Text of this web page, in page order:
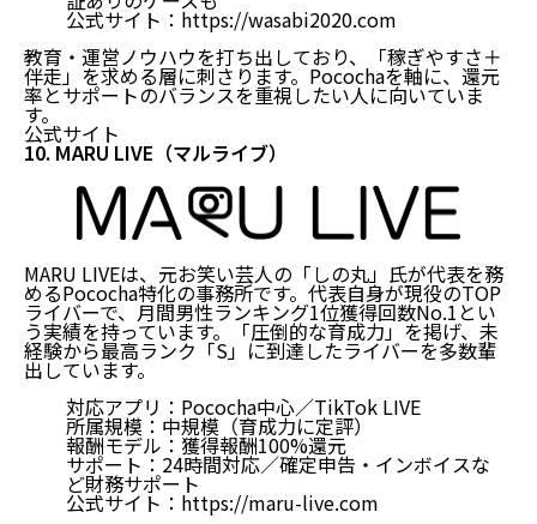
公式サイト： https://wasabi2020.com
教育・運営ノウハウを打ち出しており、「稼ぎやすさ＋
伴走」を求める層に刺さります。Pocochaを軸に、還元
率とサポートのバランスを重視したい人に向いていま
す。
公式サイト
10. MARU LIVE（マルライブ）
MARU LIVEは、元お笑い芸人の「しの丸」氏が代表を務
めるPococha特化の事務所です。代表自身が現役のTOP
ライバーで、月間男性ランキング1位獲得回数No.1とい
う実績を持っています。「圧倒的な育成力」を掲げ、未
経験から最高ランク「S」に到達したライバーを多数輩
出しています。
対応アプリ：Pococha中心／TikTok LIVE
所属規模：中規模（育成力に定評）
報酬モデル：獲得報酬100%還元
サポート：24時間対応／確定申告・インボイスな
ど財務サポート
公式サイト： https://maru-live.com